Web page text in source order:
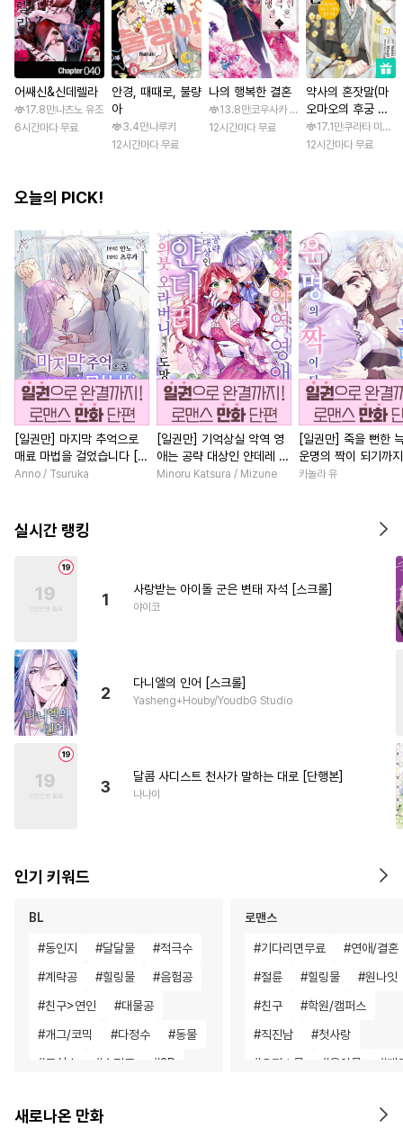
어쌔신&신데렐라
17.8만나츠노 유조
6시간마다 무료
안경, 때때로, 불량
아
3.4만나루키
12시간마다 무료
나의 행복한 결혼
13.8만코우사카 리토 / 아기토기 아쿠미
12시간마다 무료
약사의 혼잣말(마
오마오의 후궁 수
수께끼 풀이수첩)
17.1만쿠라타 미노
12시간마다 무료
오늘의 PICK!
[일권만] 마지막 추억으로
매료 마법을 걸었습니다 [단
행본]
Anno / Tsuruka
[일권만] 기억상실 악역 영
애는 공략 대상인 얀데레 의
붓 오라버니에게서 도망칠
Minoru Katsura / Mizune
[일권만] 죽을 뻔한
운명의 짝이 되기까
본]
카놀라 유
실시간 랭킹
1
사랑받는 아이돌 군은 변태 자석 [스크롤]
야이코
2
다니엘의 인어 [스크롤]
Yasheng+Houby/YoudbG Studio
3
달콤 사디스트 천사가 말하는 대로 [단행본]
나나이
인기 키워드
BL
#동인지 #달달물 #적극수
#계략공 #힐링물 #음험공
#친구>연인 #대물공
#개그/코믹 #다정수 #동물
#무심수 # 순정공 #3P
#트라우마
로맨스
#기다리면무료 #연애/결혼
#절륜 #힐링물 #원나잇
#친구 #학원/캠퍼스
#직진남 #첫사랑
#오피스물 #육아물 #게
고수
새로나온 만화